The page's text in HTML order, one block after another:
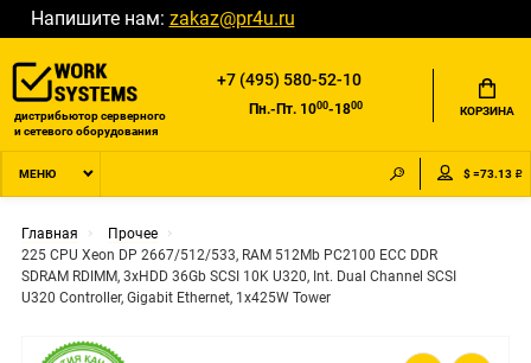
Напишите нам: zakaz@pr4u.ru
дистрибьютор серверного
и сетевого оборудования
+7 (495) 580-52-10
Пн.-Пт. 1000-1800 КОРЗИНА
МЕНЮ $ =73.13 ₽
Главная
Прочее
225 CPU Xeon DP 2667/512/533, RAM 512Mb PC2100 ECC DDR
SDRAM RDIMM, 3xHDD 36Gb SCSI 10K U320, Int. Dual Channel SCSI
U320 Controller, Gigabit Ethernet, 1x425W Tower